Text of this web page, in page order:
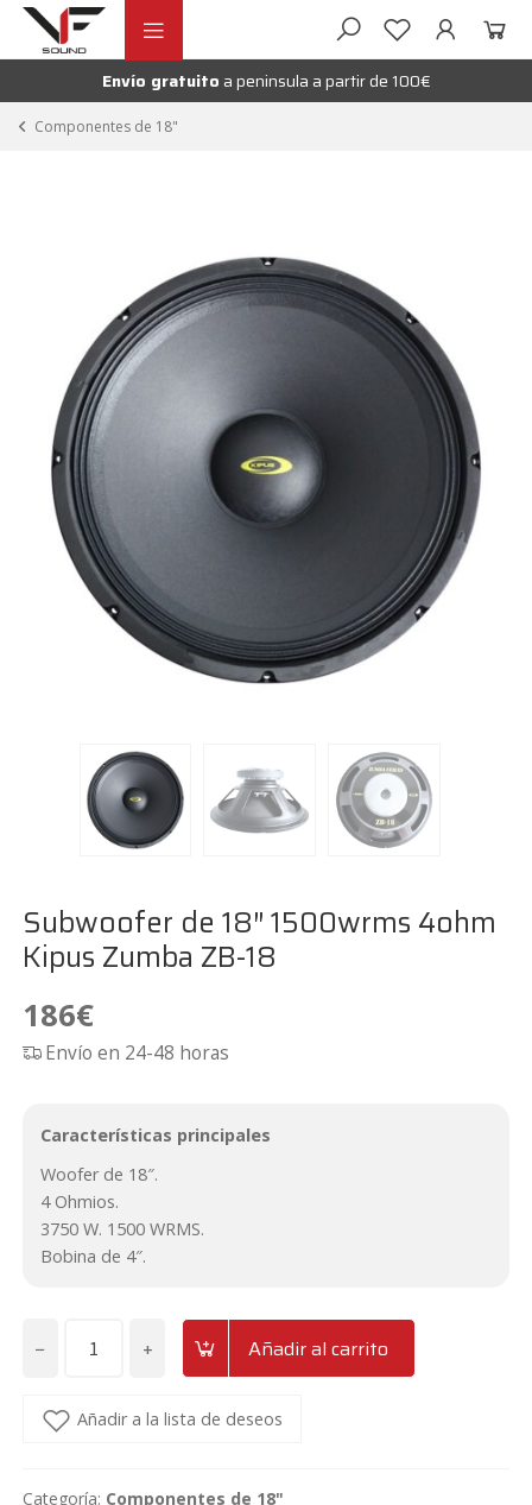
Ir
navegación
Ir
contenidoEnvío gratuito a peninsula a partir de 100€
Componentes de 18"
Subwoofer de 18″ 1500wrms 4ohm
Kipus Zumba ZB-18
186€
Envío en 24-48 horas
Características principales
Woofer de 18″.
4 Ohmios.
3750 W. 1500 WRMS.
Bobina de 4″.
−
Subwoofer
18"
+ Añadir al carrito
Añadir a la lista de deseos
Categoría: Componentes de 18"